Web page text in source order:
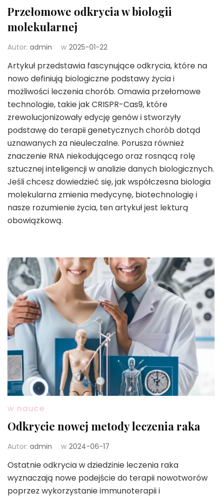
Przełomowe odkrycia w biologii
molekularnej
Autor: admin w 2025-01-22
Artykuł przedstawia fascynujące odkrycia, które na
nowo definiują biologiczne podstawy życia i
możliwości leczenia chorób. Omawia przełomowe
technologie, takie jak CRISPR-Cas9, które
zrewolucjonizowały edycję genów i stworzyły
podstawę do terapii genetycznych chorób dotąd
uznawanych za nieuleczalne. Porusza również
znaczenie RNA niekodującego oraz rosnącą rolę
sztucznej inteligencji w analizie danych biologicznych.
Jeśli chcesz dowiedzieć się, jak współczesna biologia
molekularna zmienia medycynę, biotechnologię i
nasze rozumienie życia, ten artykuł jest lekturą
obowiązkową.
w nauce
Odkrycie nowej metody leczenia raka
Autor: admin w 2024-06-17
Ostatnie odkrycia w dziedzinie leczenia raka
wyznaczają nowe podejście do terapii nowotworów
poprzez wykorzystanie immunoterapii i